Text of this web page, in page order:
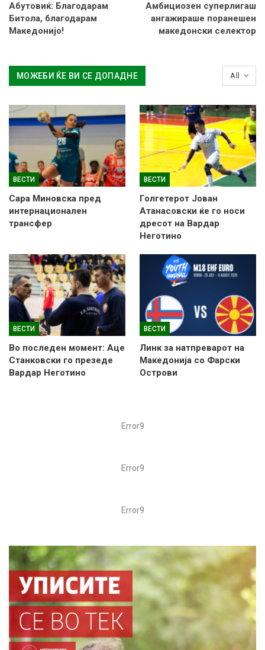
Абутовиќ: Благодарам
Битола, благодарам
Македонијо!
Амбициозен суперлигаш
ангажираше поранешен
македонски селектор
All
МОЖЕБИ ЌЕ ВИ СЕ ДОПАДНЕ
ВЕСТИ
Сара Миновска пред
интернационален
трансфер
ВЕСТИ
Голгетерот Јован
Атанасовски ќе го носи
дресот на Вардар
Неготино
ВЕСТИ
Во последен момент: Аце
Станковски го презеде
Вардар Неготино
ВЕСТИ
Линк за натпреварот на
Македонија со Фарски
Острови
Error9
Error9
Error9